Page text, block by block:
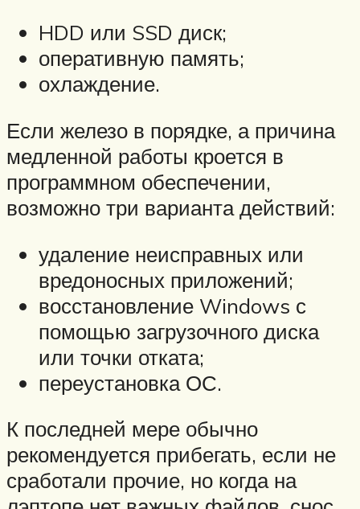
HDD или SSD диск;
оперативную память;
охлаждение.
Если железо в порядке, а причина
медленной работы кроется в
программном обеспечении,
возможно три варианта действий:
удаление неисправных или
вредоносных приложений;
восстановление Windows с
помощью загрузочного диска
или точки отката;
переустановка ОС.
К последней мере обычно
рекомендуется прибегать, если не
сработали прочие, но когда на